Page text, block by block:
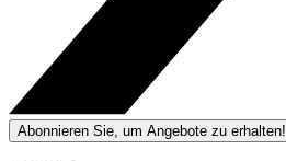
Abonnieren Sie, um Angebote zu erhalten!